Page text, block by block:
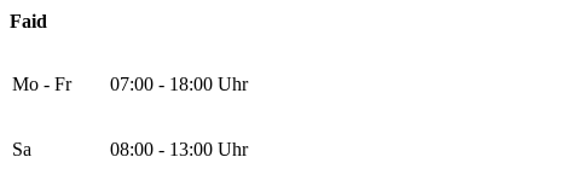
Faid
Mo - Fr 07:00 - 18:00 Uhr
Sa 08:00 - 13:00 Uhr